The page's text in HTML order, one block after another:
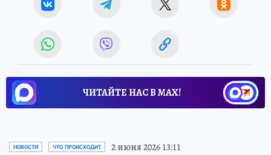
ЧИТАЙТЕ НАС В МАХ!
НОВОСТИ ЧТО ПРОИСХОДИТ 2 июня 2026 13:11